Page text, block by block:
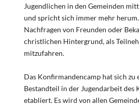
Jugendlichen in den Gemeinden
und spricht sich immer mehr
Nachfragen von Freunden oder
christlichen Hintergrund, als
mitzufahren.
Das Konfirmandencamp hat sich zu
Bestandteil in der Jugendarbeit des
etabliert. Es wird von allen